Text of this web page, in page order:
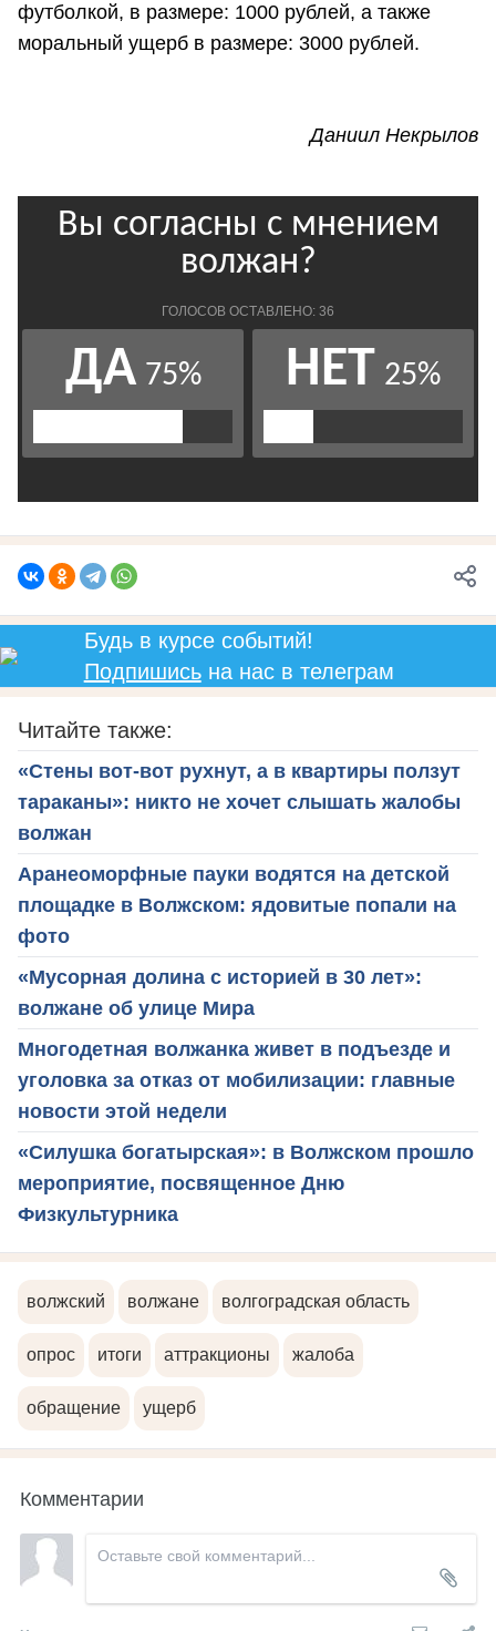
футболкой, в размере: 1000 рублей, а также
моральный ущерб в размере: 3000 рублей.
Даниил Некрылов
Будь в курсе событий!
Подпишисьна нас в телеграм
Читайте также:
«Стены вот-вот рухнут, а в квартиры ползут
тараканы»: никто не хочет слышать жалобы
волжан
Аранеоморфные пауки водятся на детской
площадке в Волжском: ядовитые попали на
фото
«Мусорная долина с историей в 30 лет»:
волжане об улице Мира
Многодетная волжанка живет в подъезде и
уголовка за отказ от мобилизации: главные
новости этой недели
«Силушка богатырская»: в Волжском прошло
мероприятие, посвященное Дню
Физкультурника
волжский волжане волгоградская область
опрос итоги аттракционы жалоба
обращение ущерб
Комментарии